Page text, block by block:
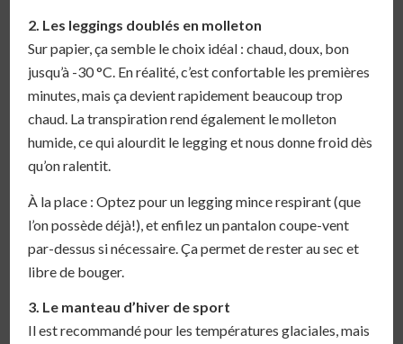
2. Les leggings doublés en molleton
Sur papier, ça semble le choix idéal : chaud, doux, bon
jusqu’à -30 °C. En réalité, c’est confortable les premières
minutes, mais ça devient rapidement beaucoup trop
chaud. La transpiration rend également le molleton
humide, ce qui alourdit le legging et nous donne froid dès
qu’on ralentit.
À la place : Optez pour un legging mince respirant (que
l’on possède déjà!), et enfilez un pantalon coupe-vent
par-dessus si nécessaire. Ça permet de rester au sec et
libre de bouger.
3. Le manteau d’hiver de sport
Il est recommandé pour les températures glaciales, mais